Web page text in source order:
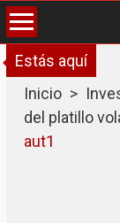
Skip
to
content
Estás aquí
Inicio >
del platillo
aut1